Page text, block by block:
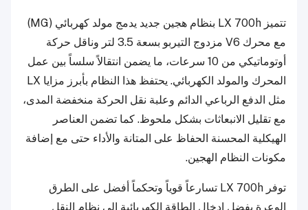
تتميز LX 700h بنظام هجين جديد يدمج مولد كهربائي (MG)
مع محرك V6 مزدوج التيربو بسعة 3.5 لتر وناقل حركة
أوتوماتيكي من 10 سرعات، ما يضمن انتقالاً سلساً بين عمل
المحرك والمولد الكهربائي. يحتفظ هذا النظام بأبرز مزايا LX
مثل الدفع الرباعي الدائم وعلبة نقل الحركة منخفضة المدى،
مع تقليل الانبعاثات بشكل ملحوظ. كما تضمن العناصر
الهيكلية المحسنة الحفاظ على المتانة والأداء حتى مع إضافة
مكونات النظام الهجين.
توفر LX 700h تسارعاً قوياً وتحكماً أفضل على الطرق
الوعرة بفضل إدخال الطاقة الكهربائية إلى نظام النقل